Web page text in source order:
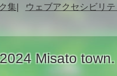
集 ウェブアクセシビリ
Misato